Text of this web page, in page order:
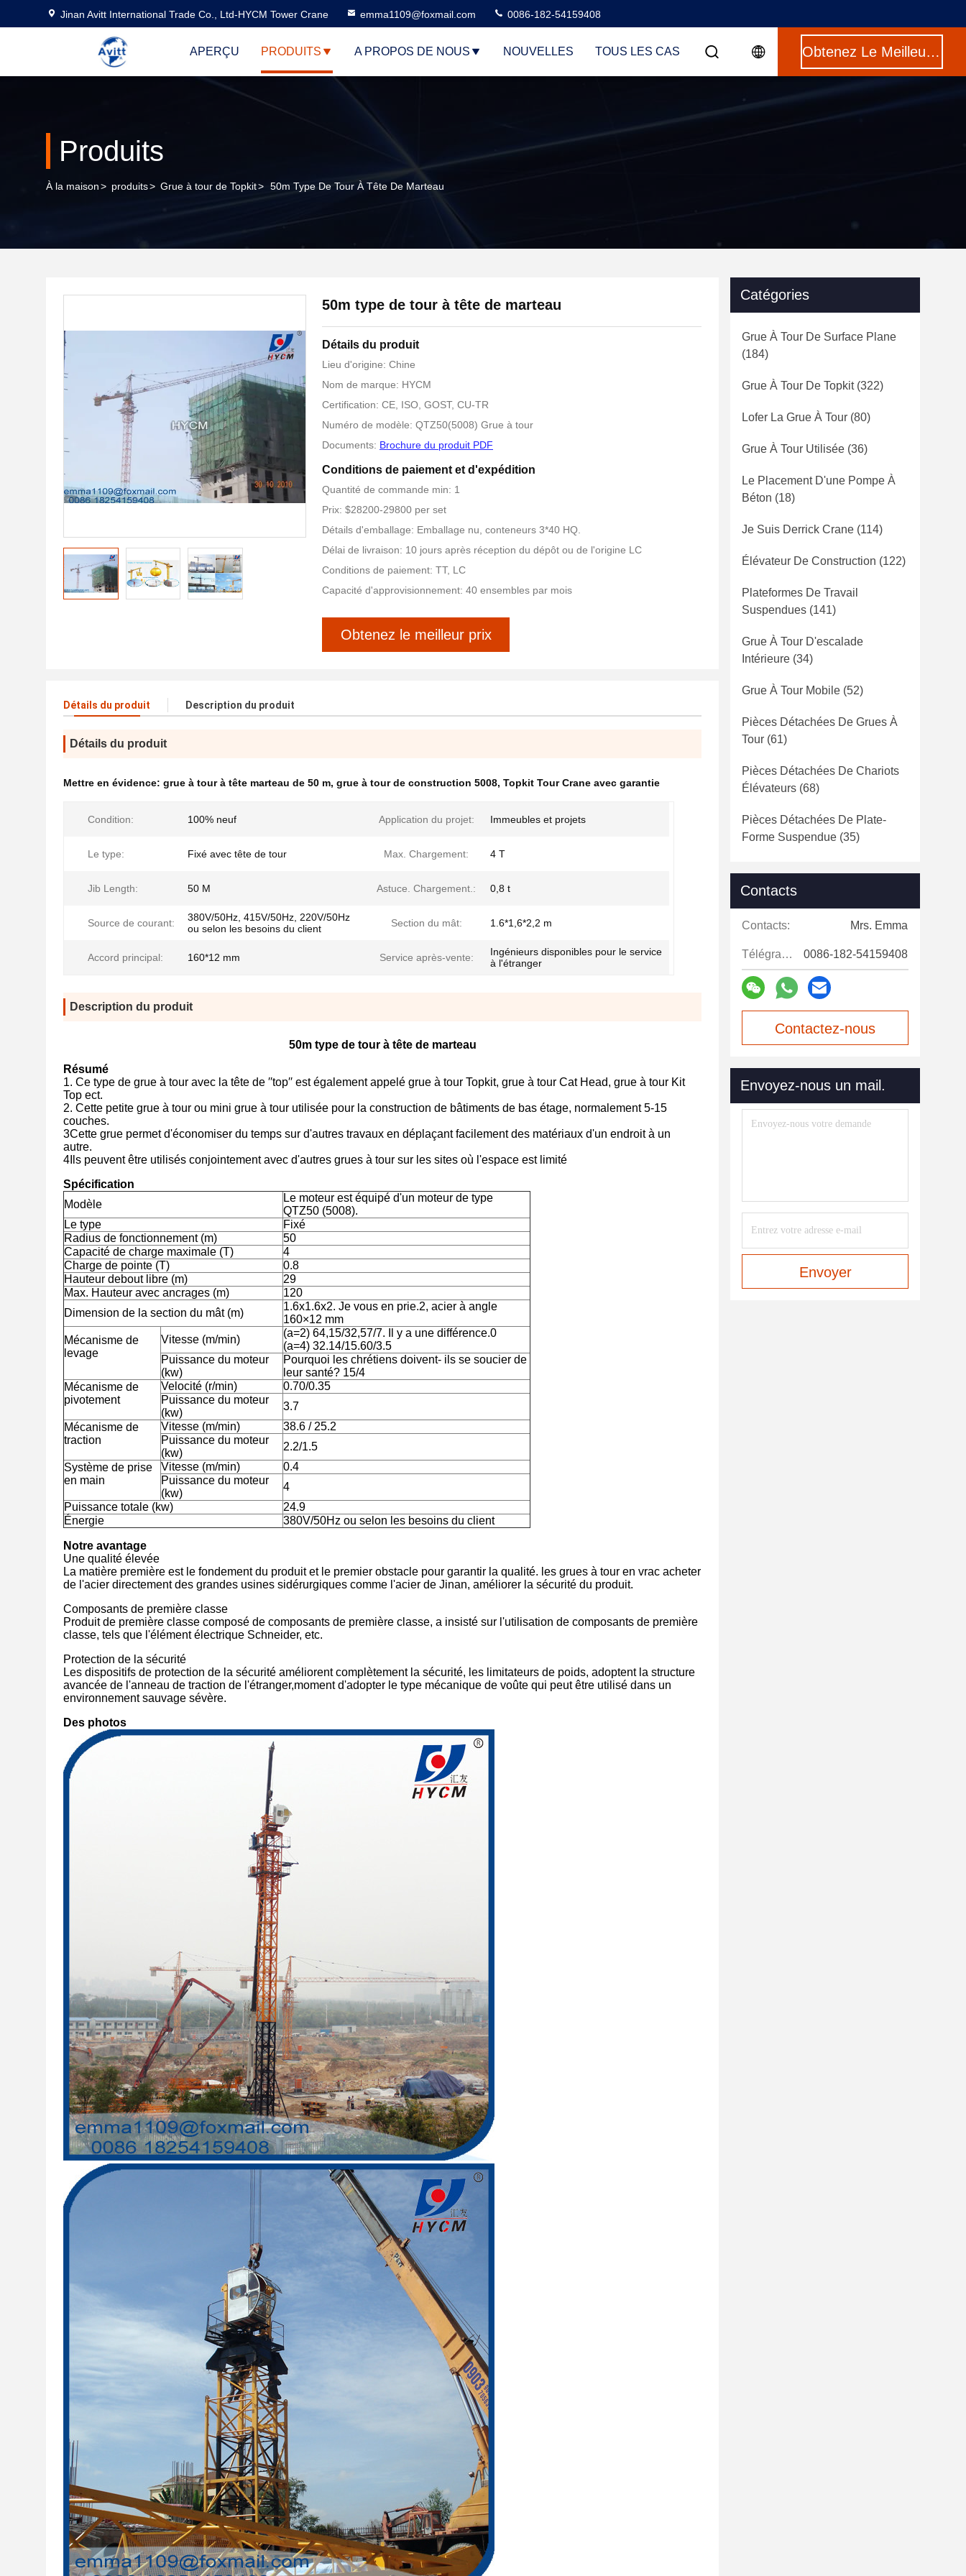
Jinan Avitt International Trade Co., Ltd-HYCM Tower Crane emma1109@foxmail.com 0086-182-54159408
APERÇU PRODUITS A PROPOS DE NOUS NOUVELLES TOUS LES CAS Obtenez Le Meilleur Prix
Produits
À la maison> produits> Grue à tour de Topkit> 50m Type De Tour À Tête De Marteau
50m type de tour à tête de marteau
Détails du produit
Lieu d'origine: Chine
Nom de marque: HYCM
Certification: CE, ISO, GOST, CU-TR
Numéro de modèle: QTZ50(5008) Grue à tour
Documents: Brochure du produit PDF
Conditions de paiement et d'expédition
Quantité de commande min: 1
Prix: $28200-29800 per set
Détails d'emballage: Emballage nu, conteneurs 3*40 HQ.
Délai de livraison: 10 jours après réception du dépôt ou de l'origine LC
Conditions de paiement: TT, LC
Capacité d'approvisionnement: 40 ensembles par mois
Obtenez le meilleur prix
Détails du produit Description du produit
Détails du produit
Mettre en évidence: grue à tour à tête marteau de 50 m, grue à tour de construction 5008, Topkit Tour Crane avec garantie
Condition: 100% neuf Application du projet: Immeubles et projets
Le type: Fixé avec tête de tour Max. Chargement: 4 T
Jib Length: 50 M Astuce. Chargement.: 0,8 t
Source de courant:
380V/50Hz, 415V/50Hz, 220V/50Hz
ou selon les besoins du client
Section du mât: 1.6*1,6*2,2 m
Accord principal: 160*12 mm Service après-vente:
Ingénieurs disponibles pour le service
à l'étranger
Description du produit
50m type de tour à tête de marteau
Résumé
1. Ce type de grue à tour avec la tête de ′′top′′ est également appelé grue à tour Topkit, grue à tour Cat Head, grue à tour Kit
Top ect.
2. Cette petite grue à tour ou mini grue à tour utilisée pour la construction de bâtiments de bas étage, normalement 5-15
couches.
3Cette grue permet d'économiser du temps sur d'autres travaux en déplaçant facilement des matériaux d'un endroit à un
autre.
4Ils peuvent être utilisés conjointement avec d'autres grues à tour sur les sites où l'espace est limité
Spécification
Modèle
Le moteur est équipé d'un moteur de type
QTZ50 (5008).
Le type
Fixé
Radius de fonctionnement (m)
50
Capacité de charge maximale (T)
4
Charge de pointe (T)
0.8
Hauteur debout libre (m)
29
Max. Hauteur avec ancrages (m)
120
Dimension de la section du mât (m)
1.6x1.6x2. Je vous en prie.2, acier à angle
160×12 mm
Mécanisme de
levage
Vitesse (m/min)
(a=2) 64,15/32,57/7. Il y a une différence.0
(a=4) 32.14/15.60/3.5
Puissance du moteur
(kw)
Pourquoi les chrétiens doivent- ils se soucier de
leur santé? 15/4
Mécanisme de
pivotement
Velocité (r/min)
0.70/0.35
Puissance du moteur
(kw)
3.7
Mécanisme de
traction
Vitesse (m/min)
38.6 / 25.2
Puissance du moteur
(kw)
2.2/1.5
Système de prise
en main
Vitesse (m/min)
0.4
Puissance du moteur
(kw)
4
Puissance totale (kw)
24.9
Énergie
380V/50Hz ou selon les besoins du client
Notre avantage
Une qualité élevée
La matière première est le fondement du produit et le premier obstacle pour garantir la qualité. les grues à tour en vrac acheter
de l'acier directement des grandes usines sidérurgiques comme l'acier de Jinan, améliorer la sécurité du produit.
Composants de première classe
Produit de première classe composé de composants de première classe, a insisté sur l'utilisation de composants de première
classe, tels que l'élément électrique Schneider, etc.
Protection de la sécurité
Les dispositifs de protection de la sécurité améliorent complètement la sécurité, les limitateurs de poids, adoptent la structure
avancée de l'anneau de traction de l'étranger,moment d'adopter le type mécanique de voûte qui peut être utilisé dans un
environnement sauvage sévère.
Des photos
Catégories
Grue À Tour De Surface Plane
(184)
Grue À Tour De Topkit(322)
Lofer La Grue À Tour (80)
Grue À Tour Utilisée (36)
Le Placement D'une Pompe À
Béton (18)
Je Suis Derrick Crane (114)
Élévateur De Construction (122)
Plateformes De Travail
Suspendues (141)
Grue À Tour D'escalade
Intérieure (34)
Grue À Tour Mobile (52)
Pièces Détachées De Grues À
Tour (61)
Pièces Détachées De Chariots
Élévateurs (68)
Pièces Détachées De Plate-
Forme Suspendue (35)
Contacts
Contacts: Mrs. Emma
Télégramme: 0086-182-54159408
Contactez-nous
Envoyez-nous un mail.
Envoyer